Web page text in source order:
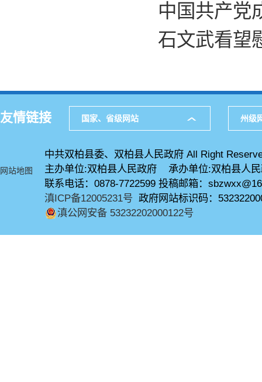
中国共产党
石文武看望
友情链接 国家、省级网站 州级
网站地图
中共双柏县委、双柏县人民政府 All Right
主办单位:双柏县人民政府 承办单位:双柏县人
联系电话：0878-7722599 投稿邮箱：
滇ICP备12005231号 政府网站标识码：
滇公网安备 53232202000122号